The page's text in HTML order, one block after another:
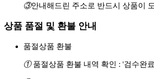
③안내해드린 주소로 반드시 상품이
상품 품절 및 환불 안내
품절상품 환불
①품절상품 환불 내역 확인 : '검수완